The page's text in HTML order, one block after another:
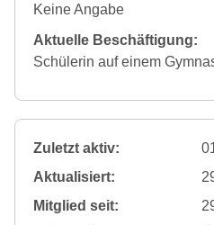
Keine Angabe
Aktuelle Beschäftigung:
Schülerin auf einem
Zuletzt aktiv:
Aktualisiert:
Mitglied seit: